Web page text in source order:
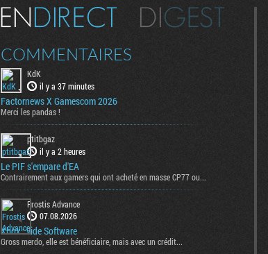
COMMENTAIRES
KdK
il y a 37 minutes
Factornews X Gamescom 2026
Merci les pandas !
ptitbgaz
il y a 2 heures
Le PIF s'empare d'EA
Contrairement aux gamers qui ont acheté en masse CP77 ou...
Frostis Advance
07.08.2026
Xbox : vide Software
Gross merdo, elle est bénéficiaire, mais avec un crédit...